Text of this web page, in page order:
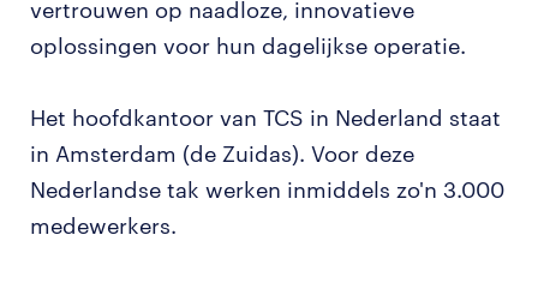
vertrouwen op naadloze, innovatieve
oplossingen voor hun dagelijkse operatie.
Het hoofdkantoor van TCS in Nederland staat
in Amsterdam (de Zuidas). Voor deze
Nederlandse tak werken inmiddels zo'n 3.000
medewerkers.